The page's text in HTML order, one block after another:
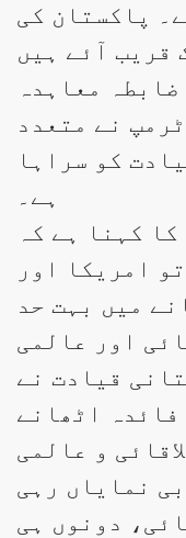
پاکستان کی
قریب آئے ہیں
معاہدہ
نے متعدد
کو سراہا
ہے۔
کہنا ہے کہ
امریکا اور
میں بہت حد
اور عالمی
قیادت نے
اٹھانے
و عالمی
نمایاں رہی
دونوں ہی